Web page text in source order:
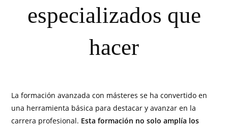
especializados que
hacer
La formación avanzada con másteres se ha convertido en
una herramienta básica para destacar y avanzar en la
carrera profesional. Esta formación no solo amplía los